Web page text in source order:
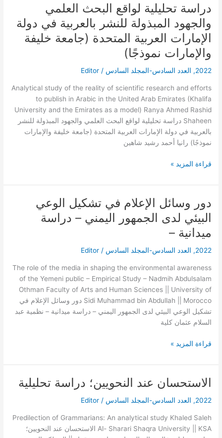
دراسة تحليلية لواقع البحث العلمي
والجهود المبذولة للنشر بالعربية في دولة
الإمارات العربية المتحدة (جامعة خليفة
والإمارات نموذجًا)
2022
, العدد السادس-المجلد السادس /
Editor
Analytical study of the reality of scientific research and efforts
to publish in Arabic in the United Arab Emirates (Khalifa
University and the Emirates as a model) Ranya Ahmed Rashid
Shaheen دراسة تحليلية لواقع البحث العلمي والجهود المبذولة للنشر
بالعربية في دولة الإمارات العربية المتحدة (جامعة خليفة والإمارات
نموذجًا) رانيا أحمد رشيد شاهين
دراسة
تحليلية
لواقع
البحث
العلمي
والجهود
المبذولة
العربية
المتحدة
خليفة
قراءة المزيد »
دور وسائل الإعلام في تشكيل الوعي
البيئي لدى الجمهور اليمني – دراسة
ميدانية –
2022
, العدد السادس-المجلد السادس /
Editor
The role of the media in shaping the environmental awareness
of the Yemeni public – Empirical Study – Nadmih Abdulsalam
Othman Faculty of Arts and Human Sciences || University of
Sidi Muhammad bin Abdullah || Morocco دور وسائل الإعلام في
تشكيل الوعي البيئي لدى الجمهور اليمني – دراسة ميدانية – نظمية عبد
السلام عثمان كلية
دور
وسائل
الإعلام
في
الوعي
البيئي
لدى
الجمهور
اليمني
–
دراسة
–
قراءة المزيد »
الاستحسان عند النحويين؛ دراسة تحليلية
2022
, العدد السادس-المجلد السادس /
Editor
Predilection of Grammarians: An analytical study Khaled Saleh
Al- Sharari Shaqra University || KSA الاستحسان عند النحويين؛
الاستحسان
النحويين؛
تحليلية